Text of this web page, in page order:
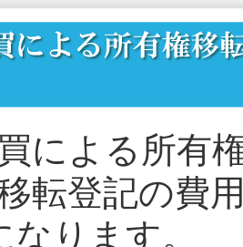
による所有
転登記の費
なります。